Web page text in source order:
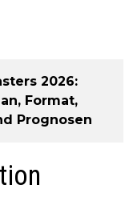
2026:
Format,
Prognosen